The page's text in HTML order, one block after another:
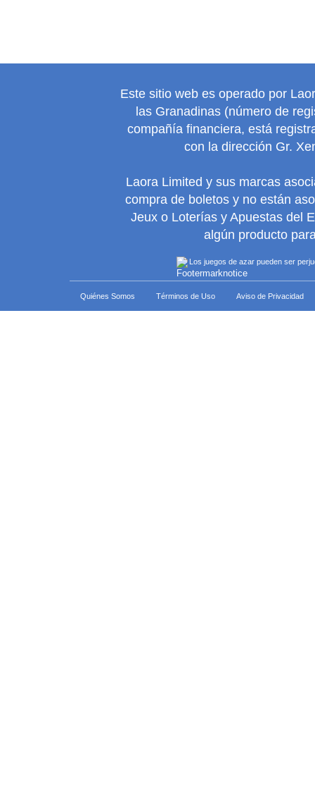
Este sitio web es operado por
las Granadinas (número de
compañía financiera, está
con la dirección Gr.
Laora Limited y sus marcas
compra de boletos y no están
Jeux o Loterías y Apuestas del
algún producto
Los juegos de azar pueden ser
Quiénes Somos Términos de Uso Aviso de Privacidad